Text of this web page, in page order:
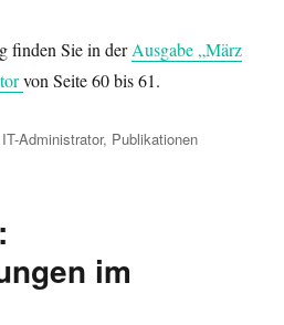
finden Sie in derAusgabe „März
von Seite 60 bis 61.
IT-Administrator, Publikationen
im